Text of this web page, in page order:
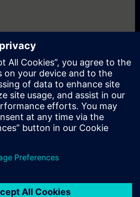
profissionais de manutenção.
request list and you will be notified
available.